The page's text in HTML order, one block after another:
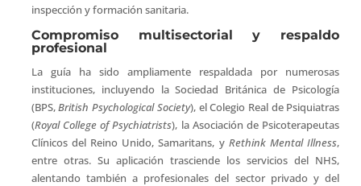
inspección y formación sanitaria.
Compromiso multisectorial y respaldo
profesional
La guía ha sido ampliamente respaldada por numerosas
instituciones, incluyendo la Sociedad Británica de Psicología
(BPS,British Psychological Society), el Colegio Real de Psiquiatras
(Royal College of Psychiatrists), la Asociación de Psicoterapeutas
Clínicos del Reino Unido, Samaritans, y Rethink Mental Illness,
entre otras. Su aplicación trasciende los servicios del NHS,
alentando también a profesionales del sector privado y del